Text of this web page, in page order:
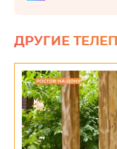
ДРУГИЕ